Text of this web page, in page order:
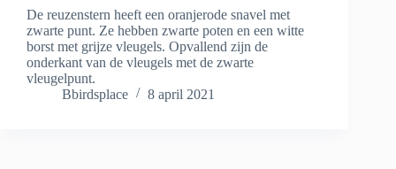
De reuzenstern heeft een oranjerode snavel met
zwarte punt. Ze hebben zwarte poten en een witte
borst met grijze vleugels. Opvallend zijn de
onderkant van de vleugels met de zwarte
vleugelpunt.
Bbirdsplace
8 april 2021